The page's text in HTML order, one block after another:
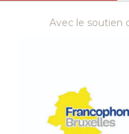
Avec le soutien